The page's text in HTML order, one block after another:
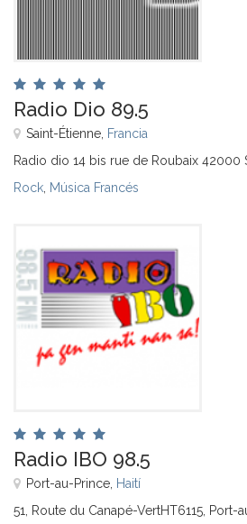
Radio Dio 89.5
Saint-Étienne, Francia
Radio dio 14 bis rue de Roubaix 42000
Rock Música Francés
Radio IBO 98.5
Port-au-Prince, Haití
51, Route du Canapé-VertHT6115, Port-